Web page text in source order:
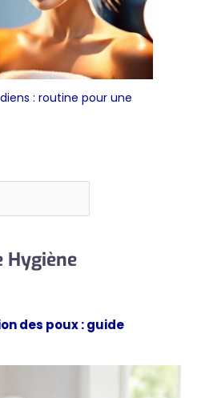
des questions sur le
produit ou pour toute
autre chose pour
laquelle nous pouvons
vous aider. Merci
: routine pour une
Hygiène
des poux : guide